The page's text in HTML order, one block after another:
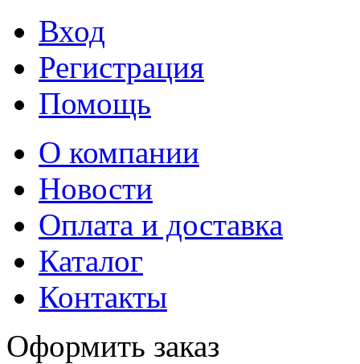
Вход
Регистрация
Помощь
О компании
Новости
Оплата и доставка
Каталог
Контакты
Оформить заказ